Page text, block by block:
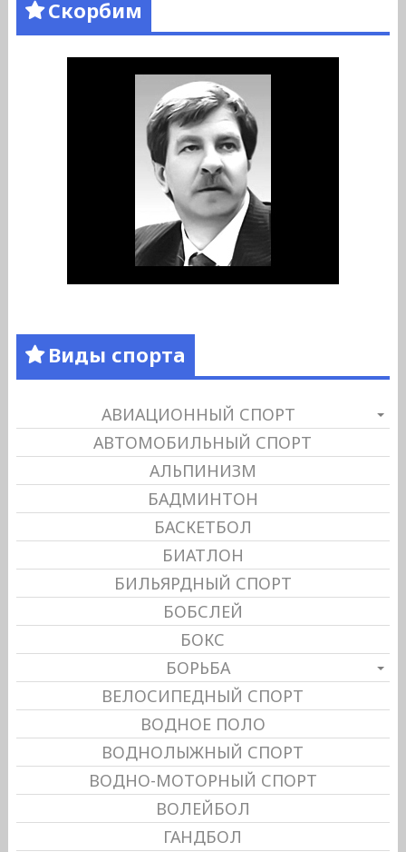
Скорбим
Виды спорта
АВИАЦИОННЫЙ СПОРТ
АВТОМОБИЛЬНЫЙ СПОРТ
АЛЬПИНИЗМ
БАДМИНТОН
БАСКЕТБОЛ
БИАТЛОН
БИЛЬЯРДНЫЙ СПОРТ
БОБСЛЕЙ
БОКС
БОРЬБА
ВЕЛОСИПЕДНЫЙ СПОРТ
ВОДНОЕ ПОЛО
ВОДНОЛЫЖНЫЙ СПОРТ
ВОДНО-МОТОРНЫЙ СПОРТ
ВОЛЕЙБОЛ
ГАНДБОЛ